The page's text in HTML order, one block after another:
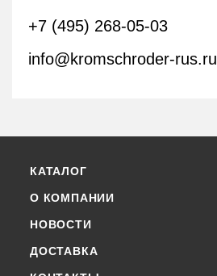
+7 (495) 268-05-03
info@kromschroder-rus.ru
КАТАЛОГ
О КОМПАНИИ
НОВОСТИ
ДОСТАВКА